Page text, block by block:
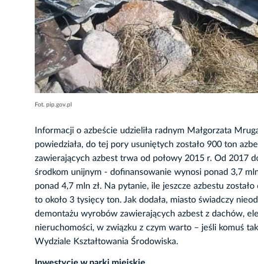
Fot. pip.gov.pl
Informacji o azbeście udzieliła radnym Małgorzata
powiedziała, do tej pory usuniętych zostało 900 ton
zawierających azbest trwa od połowy 2015 r. Od 2017
środkom unijnym - dofinansowanie wynosi ponad 3,7
ponad 4,7 mln zł. Na pytanie, ile jeszcze azbestu
to około 3 tysięcy ton. Jak dodała, miasto świadczy
demontażu wyrobów zawierających azbest z dachów,
nieruchomości, w związku z czym warto – jeśli komuś
Wydziale Kształtowania Środowiska.